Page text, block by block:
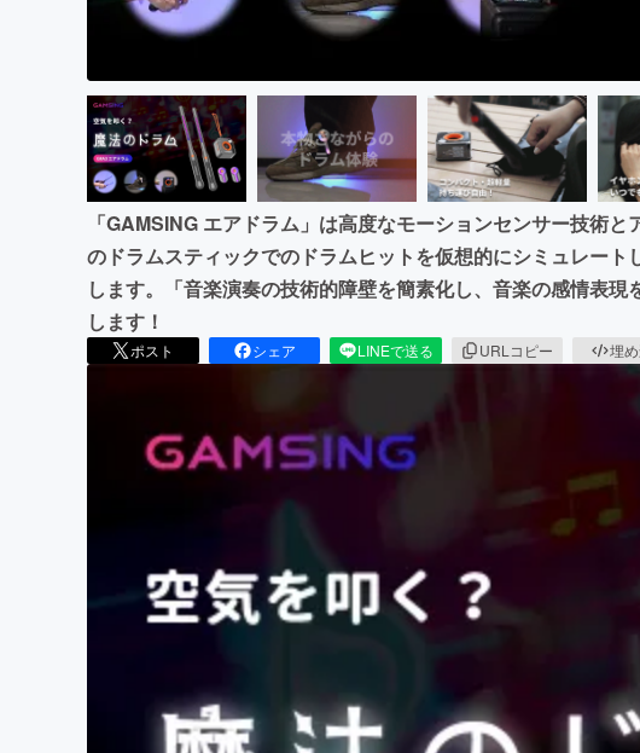
「GAMSING エアドラム」は高度なモーションセンサー技術
のドラムスティックでのドラムヒットを仮想的にシミュレート
します。「音楽演奏の技術的障壁を簡素化し、音楽の感情表
します！
ポスト シェア LINEで送る URLコピー 埋